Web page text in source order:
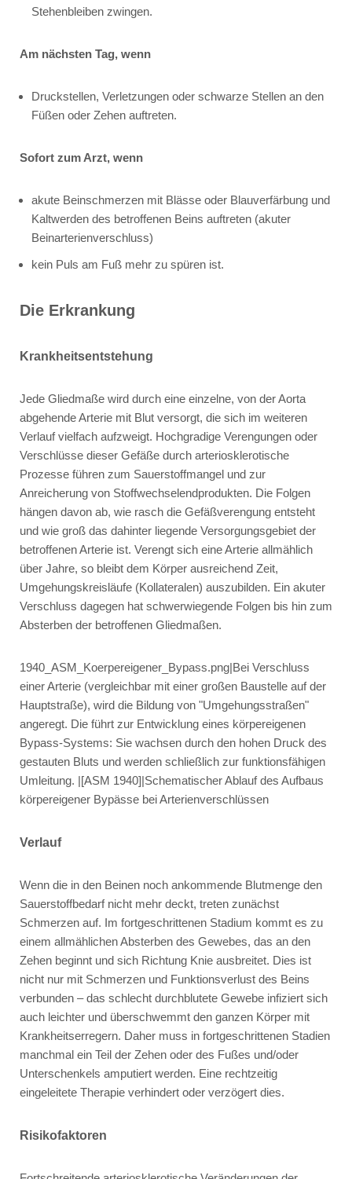
Stehenbleiben zwingen.
Am nächsten Tag, wenn
Druckstellen, Verletzungen oder schwarze Stellen an den
Füßen oder Zehen auftreten.
Sofort zum Arzt, wenn
akute Beinschmerzen mit Blässe oder Blauverfärbung und
Kaltwerden des betroffenen Beins auftreten (akuter
Beinarterienverschluss)
kein Puls am Fuß mehr zu spüren ist.
Die Erkrankung
Krankheitsentstehung
Jede Gliedmaße wird durch eine einzelne, von der Aorta
abgehende Arterie mit Blut versorgt, die sich im weiteren
Verlauf vielfach aufzweigt. Hochgradige Verengungen oder
Verschlüsse dieser Gefäße durch arteriosklerotische
Prozesse führen zum Sauerstoffmangel und zur
Anreicherung von Stoffwechselendprodukten. Die Folgen
hängen davon ab, wie rasch die Gefäßverengung entsteht
und wie groß das dahinter liegende Versorgungsgebiet der
betroffenen Arterie ist. Verengt sich eine Arterie allmählich
über Jahre, so bleibt dem Körper ausreichend Zeit,
Umgehungskreisläufe (Kollateralen) auszubilden. Ein akuter
Verschluss dagegen hat schwerwiegende Folgen bis hin zum
Absterben der betroffenen Gliedmaßen.
1940_ASM_Koerpereigener_Bypass.png|Bei Verschluss
einer Arterie (vergleichbar mit einer großen Baustelle auf der
Hauptstraße), wird die Bildung von "Umgehungsstraßen"
angeregt. Die führt zur Entwicklung eines körpereigenen
Bypass-Systems: Sie wachsen durch den hohen Druck des
gestauten Bluts und werden schließlich zur funktionsfähigen
Umleitung. |[ASM 1940]|Schematischer Ablauf des Aufbaus
körpereigener Bypässe bei Arterienverschlüssen
Verlauf
Wenn die in den Beinen noch ankommende Blutmenge den
Sauerstoffbedarf nicht mehr deckt, treten zunächst
Schmerzen auf. Im fortgeschrittenen Stadium kommt es zu
einem allmählichen Absterben des Gewebes, das an den
Zehen beginnt und sich Richtung Knie ausbreitet. Dies ist
nicht nur mit Schmerzen und Funktionsverlust des Beins
verbunden – das schlecht durchblutete Gewebe infiziert sich
auch leichter und überschwemmt den ganzen Körper mit
Krankheitserregern. Daher muss in fortgeschrittenen Stadien
manchmal ein Teil der Zehen oder des Fußes und/oder
Unterschenkels amputiert werden. Eine rechtzeitig
eingeleitete Therapie verhindert oder verzögert dies.
Risikofaktoren